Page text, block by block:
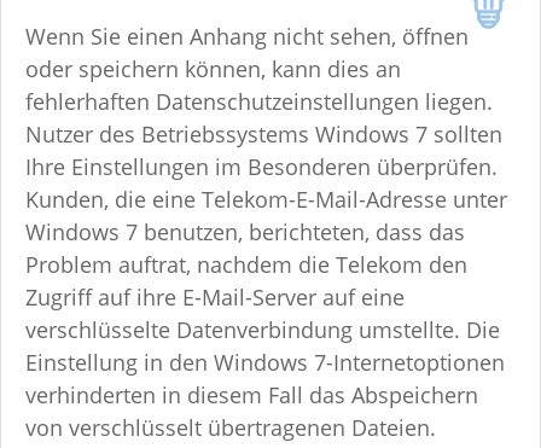
Wenn Sie einen Anhang nicht sehen, öffnen
oder speichern können, kann dies an
fehlerhaften Datenschutzeinstellungen liegen.
Nutzer des Betriebssystems Windows 7 sollten
Ihre Einstellungen im Besonderen überprüfen.
Kunden, die eine Telekom-E-Mail-Adresse unter
Windows 7 benutzen, berichteten, dass das
Problem auftrat, nachdem die Telekom den
Zugriff auf ihre E-Mail-Server auf eine
verschlüsselte Datenverbindung umstellte. Die
Einstellung in den Windows 7-Internetoptionen
verhinderten in diesem Fall das Abspeichern
von verschlüsselt übertragenen Dateien.